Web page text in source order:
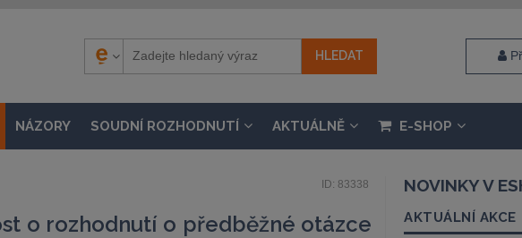
NÁZORY SOUDNÍ ROZHODNUTÍ AKTUÁLNĚ E-SHOP
ID: 83338
o rozhodnutí o předběžné otázce
NOVINKY V
AKTUÁLNÍ AKCE